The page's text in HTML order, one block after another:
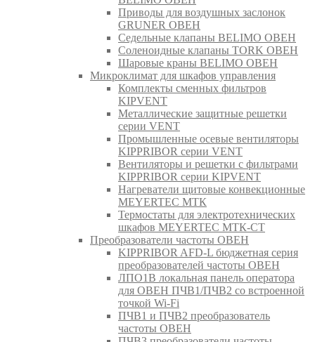
Приводы для воздушных заслонок
GRUNER ОВЕН
Седельные клапаны BELIMO ОВЕН
Соленоидные клапаны TORK ОВЕН
Шаровые краны BELIMO ОВЕН
Микроклимат для шкафов управления
Комплекты сменных фильтров
KIPVENT
Металлические защитные решетки
серии VENT
Промышленные осевые вентиляторы
KIPPRIBOR серии VENT
Вентиляторы и решетки с фильтрами
KIPPRIBOR серии KIPVENT
Нагреватели щитовые конвекционные
MEYERTEC МТК
Термостаты для электротехнических
шкафов MEYERTEC МТК-СТ
Преобразователи частоты ОВЕН
KIPPRIBOR AFD-L бюджетная серия
преобразователей частоты ОВЕН
ЛПО1В локальная панель оператора
для ОВЕН ПЧВ1/ПЧВ2 со встроенной
точкой Wi-Fi
ПЧВ1 и ПЧВ2 преобразователь
частоты ОВЕН